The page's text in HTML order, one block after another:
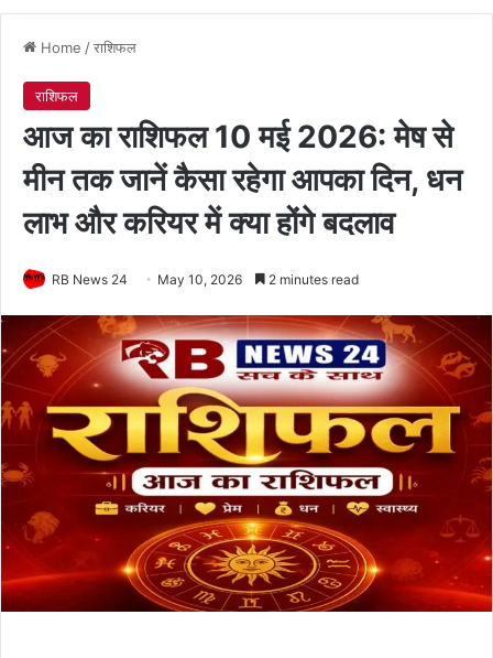
Home /राशिफल
राशिफल
आज का राशिफल 10 मई 2026: मेष से
मीन तक जानें कैसा रहेगा आपका दिन, धन
लाभ और करियर में क्या होंगे बदलाव
RB News 24 May 10, 2026 2 minutes read